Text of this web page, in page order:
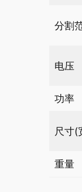
分割
电压
功率
尺寸(
重量